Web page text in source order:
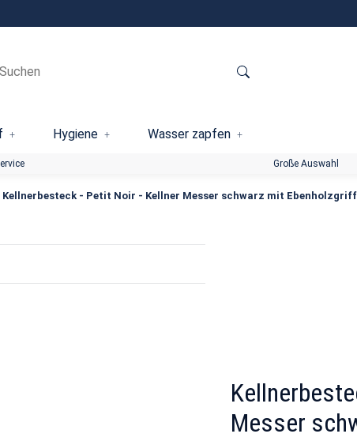
Hygiene Wasser zapfen
Große Auswahl
Kellnerbesteck - Petit Noir - Kellner Messer schwarz mit Ebenholzgriff
Messer